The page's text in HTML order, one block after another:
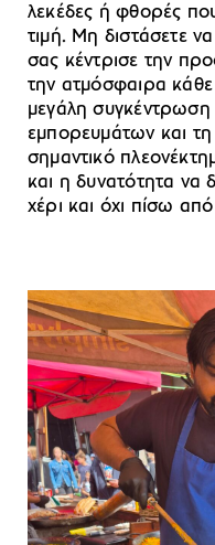
λεκέδες ή φθορές
τιμή. Μη διστάσετε
σας κέντρισε την
την ατμόσφαιρα
μεγάλη
εμπορευμάτων και τη
σημαντικό
και η δυνατότητα να
χέρι και όχι πίσω